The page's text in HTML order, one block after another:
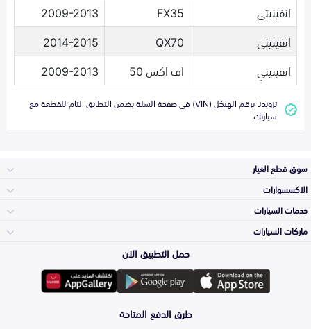
انفينيتي
FX35
2009-2013
انفينيتي
QX70
2014-2015
انفينيتي
اف اكس 50 2009-2013
تزويدنا برقم الهيكل (VIN) في صفحة السلة يضمن التطابق التام للقطعة مع
سيارتك
سوق قطع الغيار
المكائن، القيرات
وملحقاتها
الشمعات
والاصطبات (الاضاءة)
الاكسسوارات
لوازم الرحلات
خدمات السيارات
الأكثر مبيعاً
ماركات السيارات
تويوتا
هيونداي
حمل التطبيق الان
طرق الدفع المتاحة